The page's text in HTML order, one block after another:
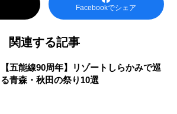
Facebookでシェア
関連する記事
【五能線90周年】リゾートしらかみで巡
る青森・秋田の祭り10選